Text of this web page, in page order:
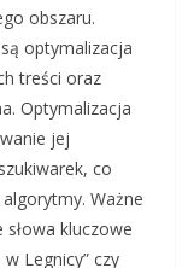
obszaru.
optymalizacja
treści oraz
Optymalizacja
jej
co
Ważne
kluczowe
Legnicy” czy